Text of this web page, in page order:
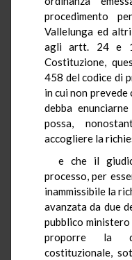
procedimento
Vallelunga ed
agli artt. 24 e
Costituzione,
458 del codice di
in cui non prevede
debba
possa,
accogliere la
e che il
processo, per
inammissibile la
avanzata da due
pubblico
proporre la
costituzionale,